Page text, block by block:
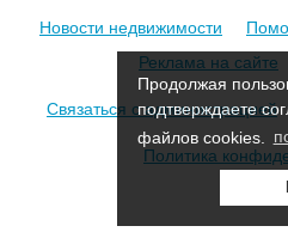
Продолжая
подтверждаете
файлов cookies.
Новости недвижимости
Реклама на сайте
Связаться с администрацией
Политика